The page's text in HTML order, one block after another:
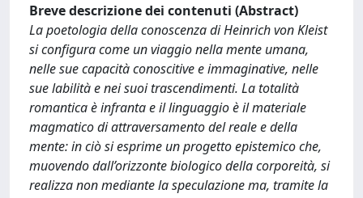
Breve descrizione dei contenuti (Abstract)
La poetologia della conoscenza di Heinrich von Kleist
si configura come un viaggio nella mente umana,
nelle sue capacità conoscitive e immaginative, nelle
sue labilità e nei suoi trascendimenti. La totalità
romantica è infranta e il linguaggio è il materiale
magmatico di attraversamento del reale e della
mente: in ciò si esprime un progetto epistemico che,
muovendo dall’orizzonte biologico della corporeità, si
realizza non mediante la speculazione ma, tramite la